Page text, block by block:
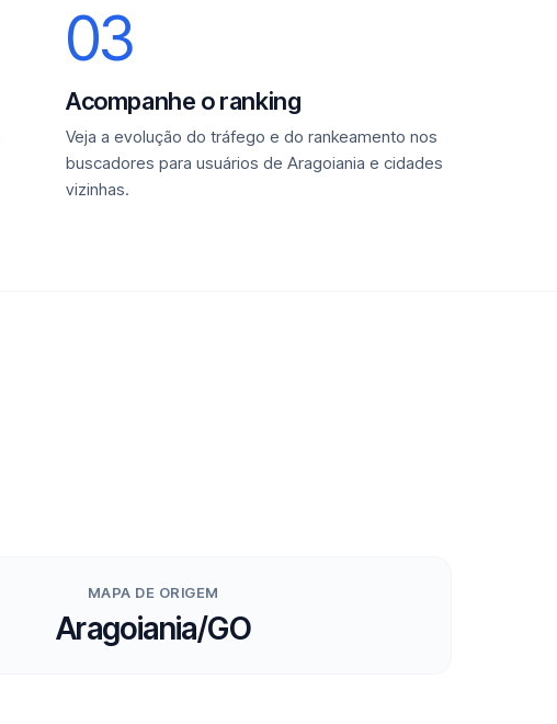
03
Acompanhe o ranking
Veja a evolução do tráfego e do rankeamento nos
buscadores para usuários de Aragoiania e cidades
vizinhas.
MAPA DE ORIGEM
Aragoiania/GO